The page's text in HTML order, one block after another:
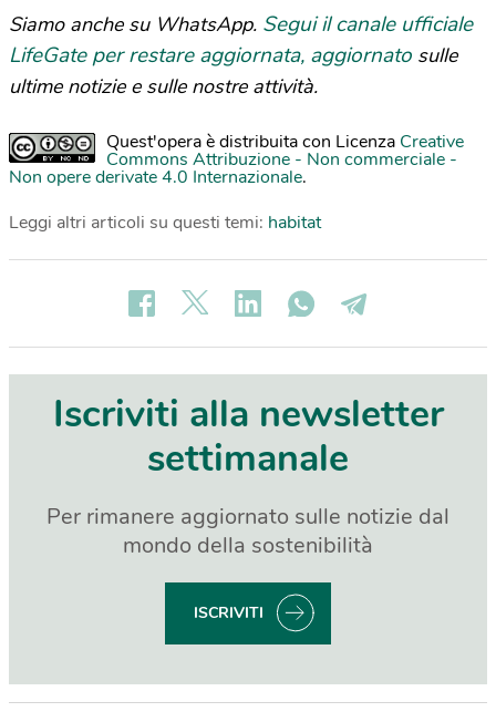
Siamo anche su WhatsApp. Segui il canale ufficiale
LifeGate per restare aggiornata, aggiornato sulle
ultime notizie e sulle nostre attività.
Quest'opera è distribuita con Licenza Creative
Commons Attribuzione - Non commerciale -
Non opere derivate 4.0 Internazionale.
Leggi altri articoli su questi temi: habitat
Iscriviti alla newsletter
settimanale
Per rimanere aggiornato sulle notizie dal
mondo della sostenibilità
ISCRIVITI